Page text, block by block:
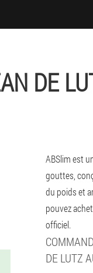
DE
ABSlim est
gouttes,
du poids et
pouvez
officiel.
DE LUTZ